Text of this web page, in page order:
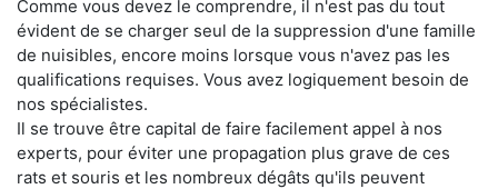
Comme vous devez le comprendre, il n'est pas du tout
évident de se charger seul de la suppression d'une famille
de nuisibles, encore moins lorsque vous n'avez pas les
qualifications requises. Vous avez logiquement besoin de
nos spécialistes.
Il se trouve être capital de faire facilement appel à nos
experts, pour éviter une propagation plus grave de ces
rats et souris et les nombreux dégâts qu'ils peuvent